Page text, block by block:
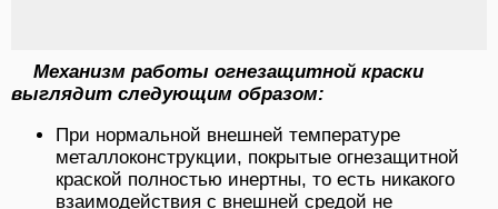
Механизм работы огнезащитной краски
выглядит следующим образом:
При нормальной внешней температуре
металлоконструкции, покрытые огнезащитной
краской полностью инертны, то есть никакого
взаимодействия с внешней средой не